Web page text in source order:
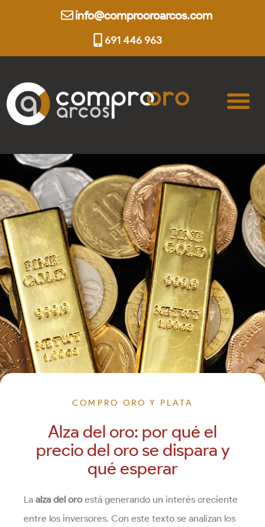
info@comprooroarcos.com
691 446 963
COMPRO ORO Y PLATA
Alza del oro: por qué el
precio del oro se dispara y
qué esperar
La alza del oro está generando un interés creciente
entre los inversores. Con este texto se analizan los